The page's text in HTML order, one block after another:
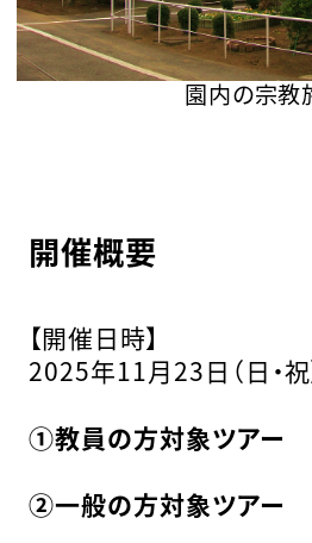
園内の宗教
開催概要
【開催日時】
2025年11月23日（日・
①教員の方対象ツアー
②一般の方対象ツアー